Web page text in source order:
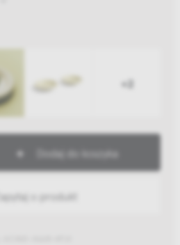
+2
Dodaj do koszyka
Zapytaj o produkt